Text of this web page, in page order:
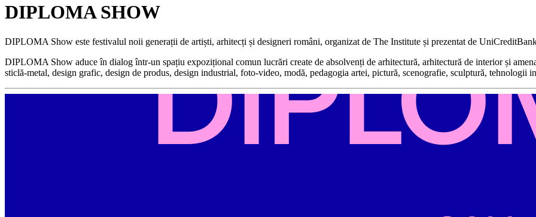
DIPLOMA SHOW
DIPLOMA Show este festivalul noii generații de artiști, arhitecți și designeri români, organizat de The Institute și prezentat de
DIPLOMA Show aduce în dialog într-un spațiu expozițional comun lucrări create de absolvenți de arhitectură, arhitectură de interior și
sticlă-metal, design grafic, design de produs, design industrial, foto-video, modă, pedagogia artei, pictură, scenografie, sculptură, tehnologii